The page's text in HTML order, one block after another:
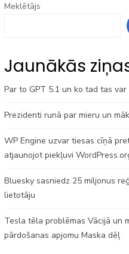
Meklētājs
Jaunākās
Par to GPT 5.1 un ko tad tas var
Prezidenti runā par mieru un
WP Engine uzvar tiesas cīņā
atjaunojot piekļuvi
Bluesky sasniedz 25 miljonus
lietotāju
Tesla tēla problēmas Vācijā un
pārdošanas apjomu Maska dēļ